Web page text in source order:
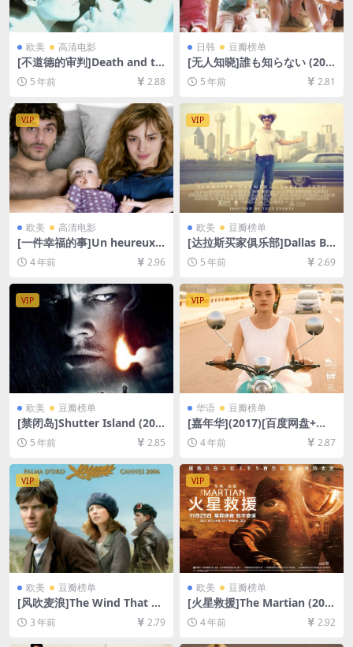
欧美 高清电影
[不道德的审判]Death and th
e Maiden (1994)[百度网盘
+夸克网盘+迅雷云盘资源1080
P超清未删减][MP4/6.5GB][中
英字幕]
5 年前 2.88
日韩 豆瓣榜单
[无人知晓]誰も知らない (200
4)[百度网盘+迅雷云盘资源10
80P超清未删减][MP4/9.1GB]
[日语中字]
5 年前 2.81
VIP
欧美 高清电影
[一件幸福的事]Un heureux é
vénement (2011)[百度网盘
+迅雷云盘资源1080P超清未
删减][MP4/6.6GB][中文字幕]
4 年前 2.96
VIP
欧美 豆瓣榜单
[达拉斯买家俱乐部]Dallas Bu
yers Club (2013)完整版[百度
网盘+迅雷云盘资源1080P超
清未删减][MP4/7.3GB][中英
字幕]
5 年前 2.69
VIP
欧美 豆瓣榜单
[禁闭岛]Shutter Island (201
0)[百度网盘+迅雷云盘资源10
80P超清未删减][MP4/8.5GB]
5 年前 2.85
VIP
华语 豆瓣榜单
[嘉年华](2017)[百度网盘+迅
雷云盘资源1080P超清未删减]
[MP4/GB][中英字幕]
4 年前 2.87
VIP
欧美 豆瓣榜单
[风吹麦浪]The Wind That Sh
akes the Barley (2006)[百度
网盘+夸克网盘1080P超清未
删减资源][网盘在线播放/下
3 年前 2.79
VIP
欧美 豆瓣榜单
[火星救援]The Martian (201
5)[百度网盘+迅雷云盘资源10
80P超清未删减][MP4/10GB]
[中英字幕]
4 年前 2.92